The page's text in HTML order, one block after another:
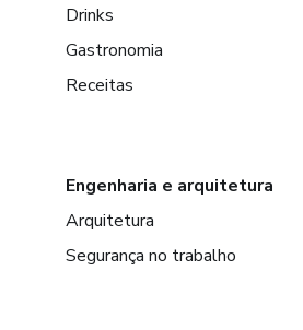
Drinks
Gastronomia
Receitas
Engenharia e arquitetura
Arquitetura
Segurança no trabalho